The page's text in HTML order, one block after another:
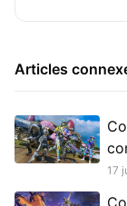
Articles
17